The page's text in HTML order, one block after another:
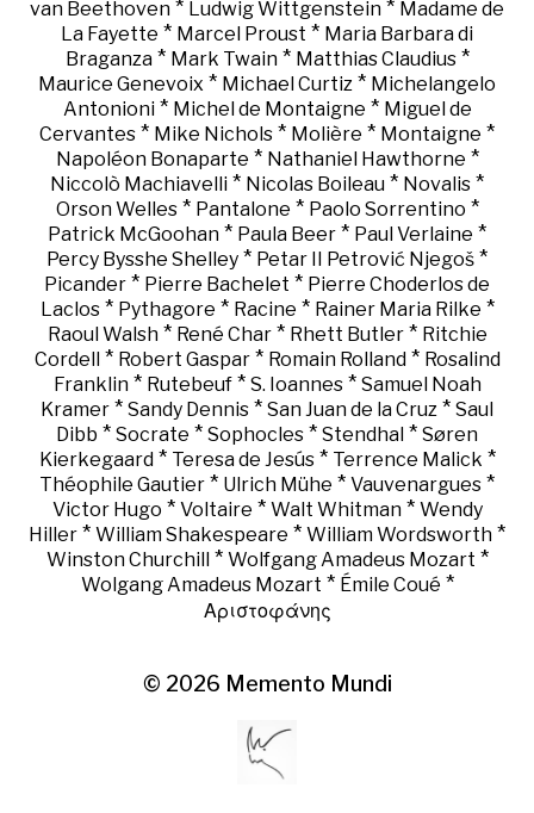
van Beethoven * Ludwig Wittgenstein * Madame de
La Fayette * Marcel Proust * Maria Barbara di
Braganza* Mark Twain* Matthias Claudius*
Maurice Genevoix * Michael Curtiz * Michelangelo
Antonioni* Michel de Montaigne * Miguel de
Cervantes * Mike Nichols * Molière * Montaigne *
Napoléon Bonaparte * Nathaniel Hawthorne *
Niccolò Machiavelli * Nicolas Boileau * Novalis *
Orson Welles* Pantalone * Paolo Sorrentino *
Patrick McGoohan * Paula Beer * Paul Verlaine *
Percy Bysshe Shelley * Petar II Petrović Njegoš *
Picander * Pierre Bachelet * Pierre Choderlos de
Laclos* Pythagore * Racine * Rainer Maria Rilke *
Raoul Walsh* René Char* Rhett Butler* Ritchie
Cordell * Robert Gaspar* Romain Rolland* Rosalind
Franklin* Rutebeuf* S. Ioannes* Samuel Noah
Kramer * Sandy Dennis * San Juan de la Cruz * Saul
Dibb * Socrate * Sophocles * Stendhal * Søren
Kierkegaard* Teresa de Jesús* Terrence Malick *
Théophile Gautier * Ulrich Mühe * Vauvenargues *
Victor Hugo * Voltaire * Walt Whitman* Wendy
Hiller * William Shakespeare * William Wordsworth *
Winston Churchill * Wolfgang Amadeus Mozart *
Wolgang Amadeus Mozart * Émile Coué *
Αριστοφάνης
© 2026 Memento Mundi